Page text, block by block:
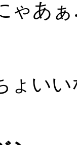
ゃあ
ょい